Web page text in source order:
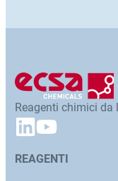
Reagenti chimici da
REAGENTI